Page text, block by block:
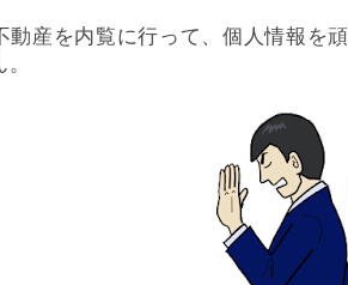
動産を内覧に行って、個人情報を